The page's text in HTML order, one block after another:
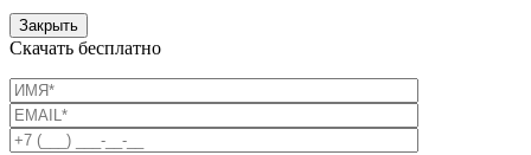
Закрыть
Скачать бесплатно